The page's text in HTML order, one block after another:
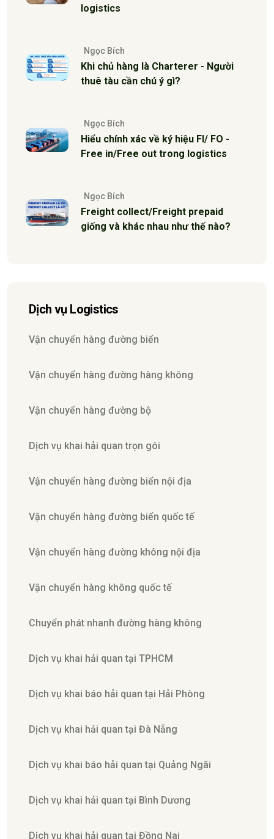
logistics
Ngọc Bích
Khi chủ hàng là Charterer - Người
thuê tàu cần chú ý gì?
Ngọc Bích
Hiểu chính xác về ký hiệu FI/ FO -
Free in/Free out trong logistics
Ngọc Bích
Freight collect/Freight prepaid
giống và khác nhau như thế nào?
Dịch vụ Logistics
Vận chuyển hàng đường biển
Vận chuyển hàng đường hàng không
Vận chuyển hàng đường bộ
Dịch vụ khai hải quan trọn gói
Vận chuyển hàng đường biển nội địa
Vận chuyển hàng đường biển quốc tế
Vận chuyển hàng đường không nội địa
Vận chuyển hàng không quốc tế
Chuyển phát nhanh đường hàng không
Dịch vụ khai hải quan tại TPHCM
Dịch vụ khai báo hải quan tại Hải Phòng
Dịch vụ khai hải quan tại Đà Nẵng
Dịch vụ khai báo hải quan tại Quảng Ngãi
Dịch vụ khai hải quan tại Bình Dương
Dịch vụ khai hải quan tại Đồng Nai